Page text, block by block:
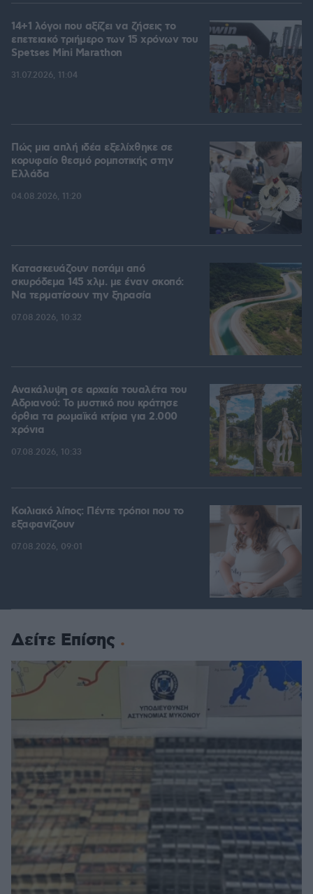
14+1 λόγοι που αξίζει να ζήσεις το
επετειακό τριήμερο των 15 χρόνων του
Spetses Mini Marathon
31.07.2026, 11:04
Πώς μια απλή ιδέα εξελίχθηκε σε
κορυφαίο θεσμό ρομποτικής στην
Ελλάδα
04.08.2026, 11:20
Κατασκευάζουν ποτάμι από
σκυρόδεμα 145 χλμ. με έναν σκοπό:
Να τερματίσουν την ξηρασία
07.08.2026, 10:32
Ανακάλυψη σε αρχαία τουαλέτα του
Αδριανού: Το μυστικό που κράτησε
όρθια τα ρωμαϊκά κτίρια για 2.000
χρόνια
07.08.2026, 10:33
Κοιλιακό λίπος: Πέντε τρόποι που το
εξαφανίζουν
07.08.2026, 09:01
Δείτε Επίσης